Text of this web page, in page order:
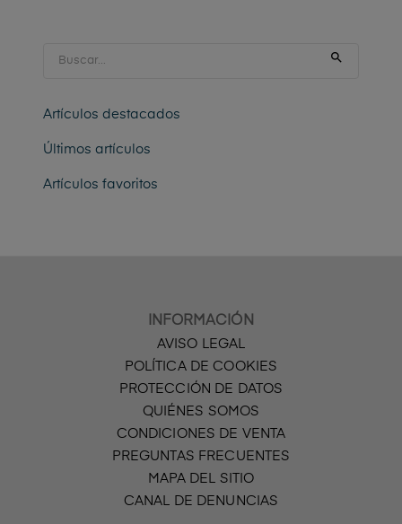

Artículos destacados
Últimos artículos
Artículos favoritos
INFORMACIÓN
AVISO LEGAL
POLÍTICA DE COOKIES
PROTECCIÓN DE DATOS
QUIÉNES SOMOS
CONDICIONES DE VENTA
PREGUNTAS FRECUENTES
MAPA DEL SITIO
CANAL DE DENUNCIAS